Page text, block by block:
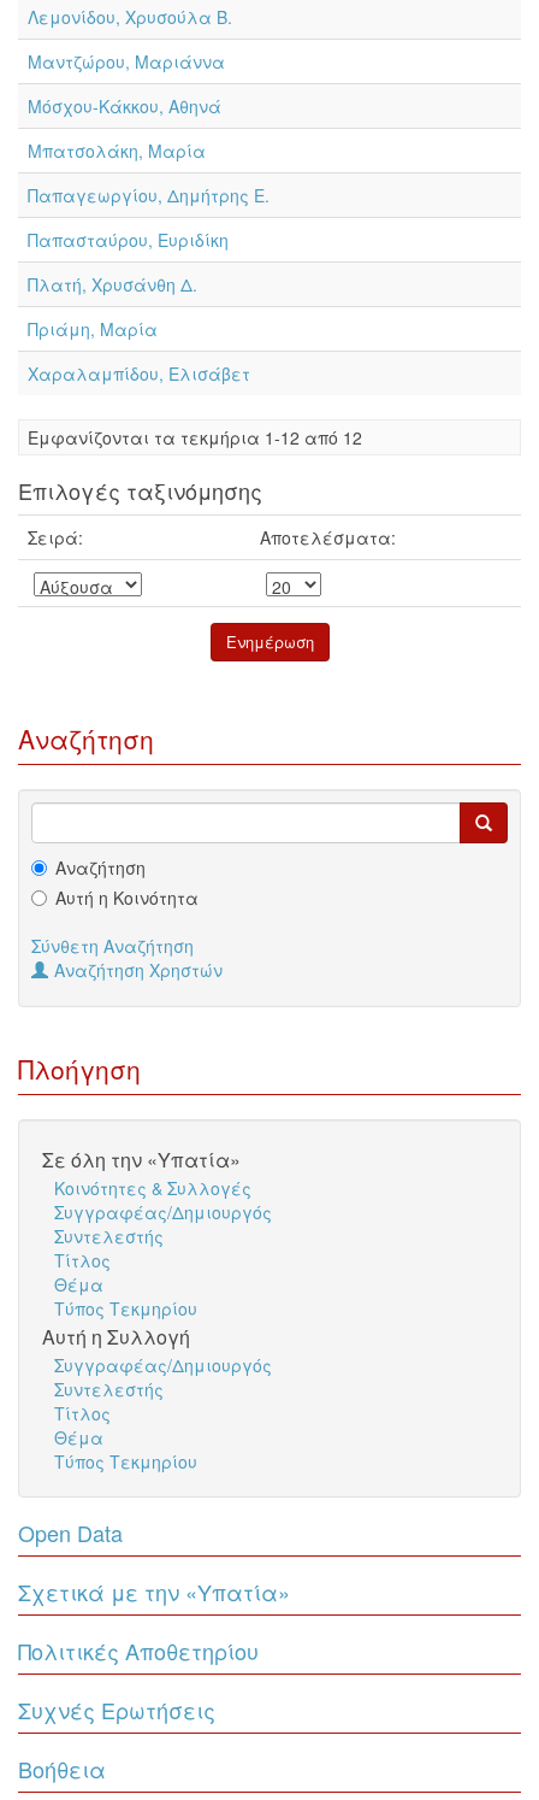
Λεμονίδου, Χρυσούλα Β.
Μαντζώρου, Μαριάννα
Μόσχου-Κάκκου, Αθηνά
Μπατσολάκη, Μαρία
Παπαγεωργίου, Δημήτρης Ε.
Παπασταύρου, Ευριδίκη
Πλατή, Χρυσάνθη Δ.
Πριάμη, Μαρία
Χαραλαμπίδου, Ελισάβετ
Eμφανίζονται τα τεκμήρια 1-12 από 12
Επιλογές ταξινόμησης
Σειρά: Αποτελέσματα:
Αναζήτηση
Αναζήτηση
Αυτή η Κοινότητα
Σύνθετη Αναζήτηση
Αναζήτηση Χρηστών
Πλοήγηση
Σε όλη την «Υπατία»
Κοινότητες & Συλλογές
Συγγραφέας/Δημιουργός
Συντελεστής
Τίτλος
Θέμα
Τύπος Τεκμηρίου
Αυτή η Συλλογή
Συγγραφέας/Δημιουργός
Συντελεστής
Τίτλος
Θέμα
Τύπος Τεκμηρίου
Open Data
Σχετικά με την «Υπατία»
Πολιτικές Αποθετηρίου
Συχνές Ερωτήσεις
Βοήθεια